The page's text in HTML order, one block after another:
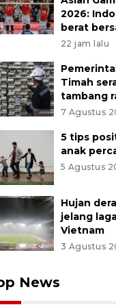
2026:
berat
22 jam lalu
Timah
tambang
7 Agustus
5 tips
anak
5 Agustus
Hujan
jelang
Vietnam
3 Agustus
News